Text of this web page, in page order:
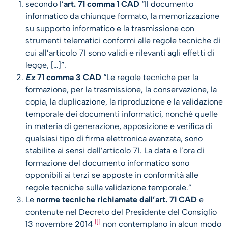
secondo l’art. 71 comma 1 CAD “Il documento
informatico da chiunque formato, la memorizzazione
su supporto informatico e la trasmissione con
strumenti telematici conformi alle regole tecniche di
cui all’articolo 71 sono validi e rilevanti agli effetti di
legge, […]”.
Ex71 comma 3 CAD “Le regole tecniche per la
formazione, per la trasmissione, la conservazione, la
copia, la duplicazione, la riproduzione e la validazione
temporale dei documenti informatici, nonché quelle
in materia di generazione, apposizione e verifica di
qualsiasi tipo di firma elettronica avanzata, sono
stabilite ai sensi dell’articolo 71. La data e l’ora di
formazione del documento informatico sono
opponibili ai terzi se apposte in conformità alle
regole tecniche sulla validazione temporale.”
Le norme tecniche richiamate dall’art. 71 CAD e
contenute nel Decreto del Presidente del Consiglio
13 novembre 2014 [1] non contemplano in alcun modo